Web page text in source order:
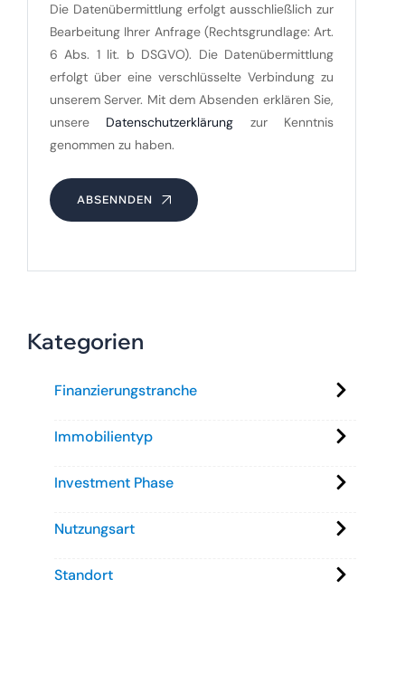
Die Datenübermittlung erfolgt ausschließlich zur
Bearbeitung Ihrer Anfrage (Rechtsgrundlage: Art.
6 Abs. 1 lit. b DSGVO). Die Datenübermittlung
erfolgt über eine verschlüsselte Verbindung zu
unserem Server. Mit dem Absenden erklären Sie,
unsere Datenschutzerklärung zur Kenntnis
genommen zu haben.
ABSENNDEN
Kategorien
Finanzierungstranche
Immobilientyp
Investment Phase
Nutzungsart
Standort